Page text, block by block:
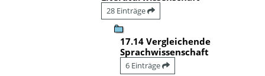
28 Einträge
17.14 Vergleichende
Sprachwissenschaft
6 Einträge